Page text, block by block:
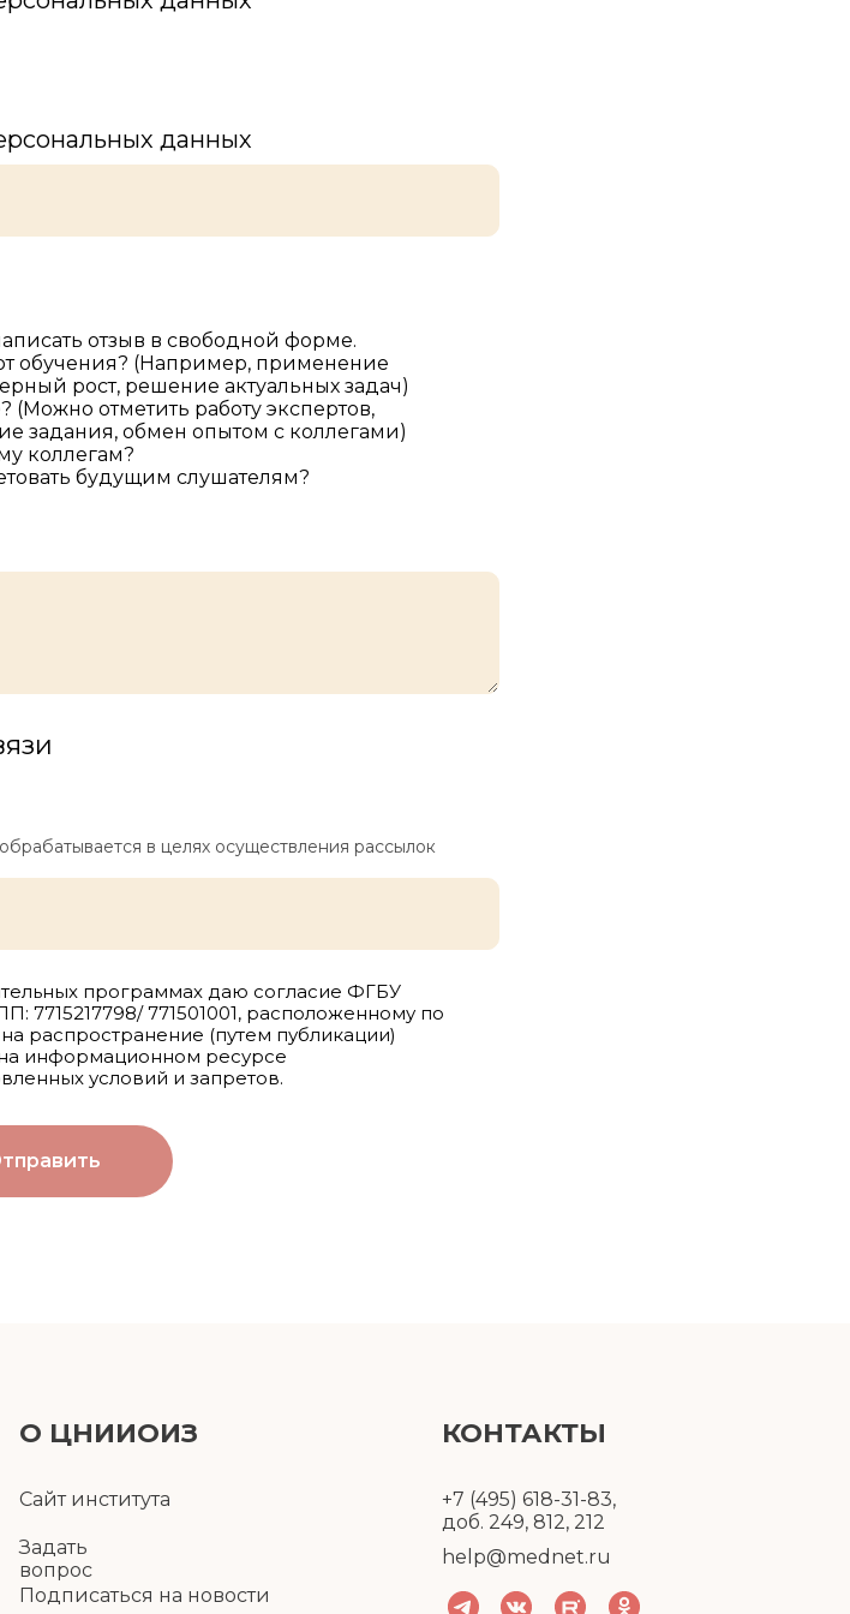
данных
отзыв в свободной форме.
обучения? (Например, применение
рост, решение актуальных задач)
отметить работу экспертов,
задания, обмен опытом с коллегами)
коллегам?
будущим слушателям?
в целях осуществления рассылок
программах даю согласие ФГБУ
771501001, расположенному по
распространение (путем публикации)
информационном ресурсе
условий и запретов.
О ЦНИИОИЗ КОНТАКТЫ
Сайт института
+7 (495) 618-31-83,
доб. 249, 812, 212
help@mednet.ru
Задать
вопрос
Подписаться на новости